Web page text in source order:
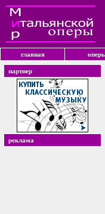
главная
партнер
реклама